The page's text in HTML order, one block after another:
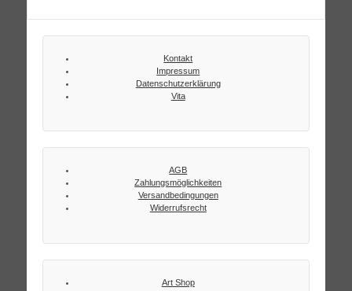
Kontakt
Impressum
Datenschutzerklärung
Vita
AGB
Zahlungsmöglichkeiten
Versandbedingungen
Widerrufsrecht
Art Shop